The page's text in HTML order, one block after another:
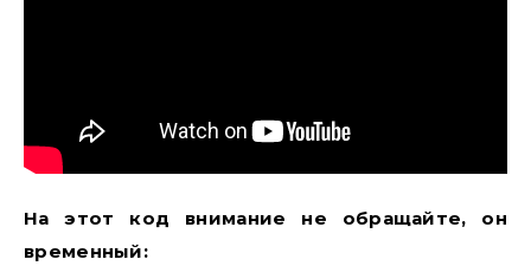
На этот код внимание не обращайте, он
временный: